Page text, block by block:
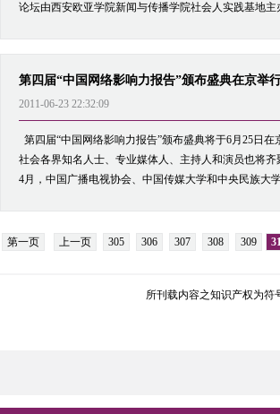
论坛由西安欧亚学院新闻与传播学院社会人实践基地主
第四届“中国网络影响力报告”颁布盛典在京举
2011-06-23 22:32:09
第四届“中国网络影响力报告”颁布盛典将于6月25日
社会各界知名人士、专业媒体人、主持人和演员也将
4月，中国广播电视协会、中国传媒大学和中央民族大
第一页 上一页 305 306 307 308 309
所刊载内容之知识产权为